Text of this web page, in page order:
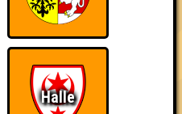
macht
Quizveteran
Halle